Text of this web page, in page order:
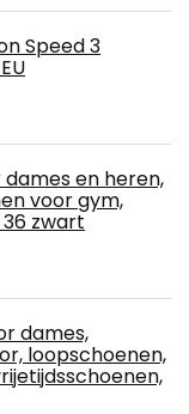
Speed 3
en heren,
voor gym,
zwart
dames,
loopschoenen,